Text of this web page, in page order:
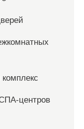
центров